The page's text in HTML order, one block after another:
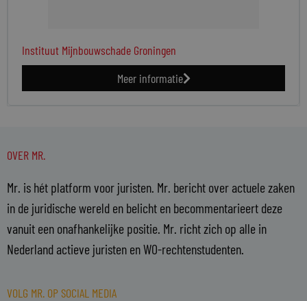
Instituut Mijnbouwschade Groningen
Meer informatie
OVER MR.
Mr. is hét platform voor juristen. Mr. bericht over actuele zaken
in de juridische wereld en belicht en becommentarieert deze
vanuit een onafhankelijke positie. Mr. richt zich op alle in
Nederland actieve juristen en WO-rechtenstudenten.
VOLG MR. OP SOCIAL MEDIA